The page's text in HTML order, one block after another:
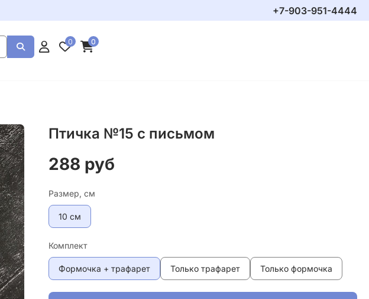
+7-903-951-4444
0 0
Птичка №15 с письмом
288 руб
Размер, см
10 см
Комплект
Формочка + трафарет Только трафарет Только формочка